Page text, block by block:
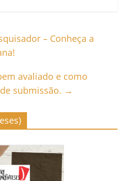
– Conheça a
avaliado e como
submissão. →